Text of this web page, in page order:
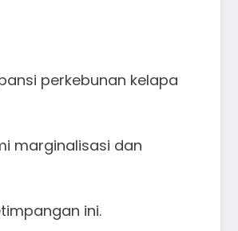
perkebunan kelapa
marginalisasi dan
ini.